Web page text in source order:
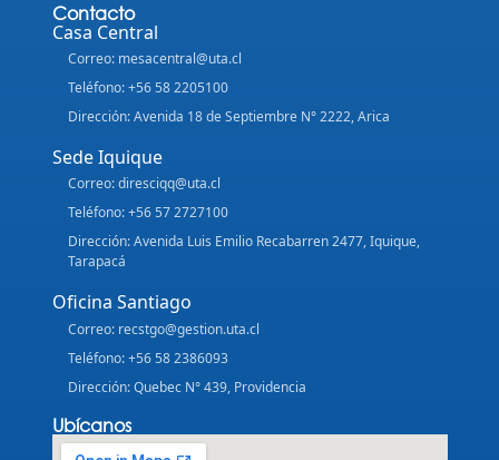
Contacto
Casa Central
Correo: mesacentral@uta.cl
Teléfono: +56 58 2205100
Dirección: Avenida 18 de Septiembre N° 2222, Arica
Sede Iquique
Correo: diresciqq@uta.cl
Teléfono: +56 57 2727100
Dirección: Avenida Luis Emilio Recabarren 2477, Iquique,
Tarapacá
Oficina Santiago
Correo: recstgo@gestion.uta.cl
Teléfono: +56 58 2386093
Dirección: Quebec N° 439, Providencia
Ubícanos